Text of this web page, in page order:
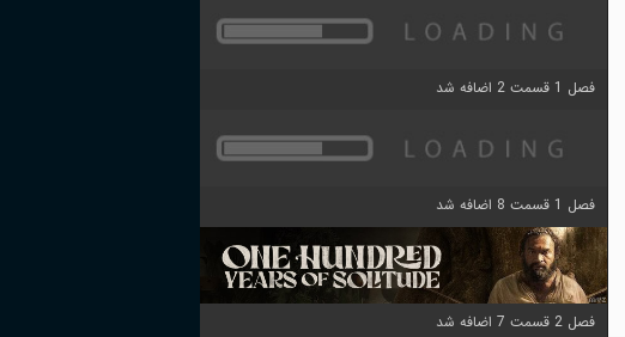
فصل 1 قسمت 2 اضافه شد
فصل 1 قسمت 8 اضافه شد
فصل 2 قسمت 7 اضافه شد